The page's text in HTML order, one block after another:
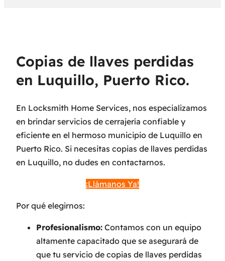
Copias de llaves perdidas
en Luquillo, Puerto Rico.
En Locksmith Home Services, nos especializamos
en brindar servicios de cerrajería confiable y
eficiente en el hermoso municipio de Luquillo en
Puerto Rico. Si necesitas copias de llaves perdidas
en Luquillo, no dudes en contactarnos.
¡Llámanos Ya!
Por qué elegirnos:
Profesionalismo: Contamos con un equipo
altamente capacitado que se asegurará de
que tu servicio de copias de llaves perdidas